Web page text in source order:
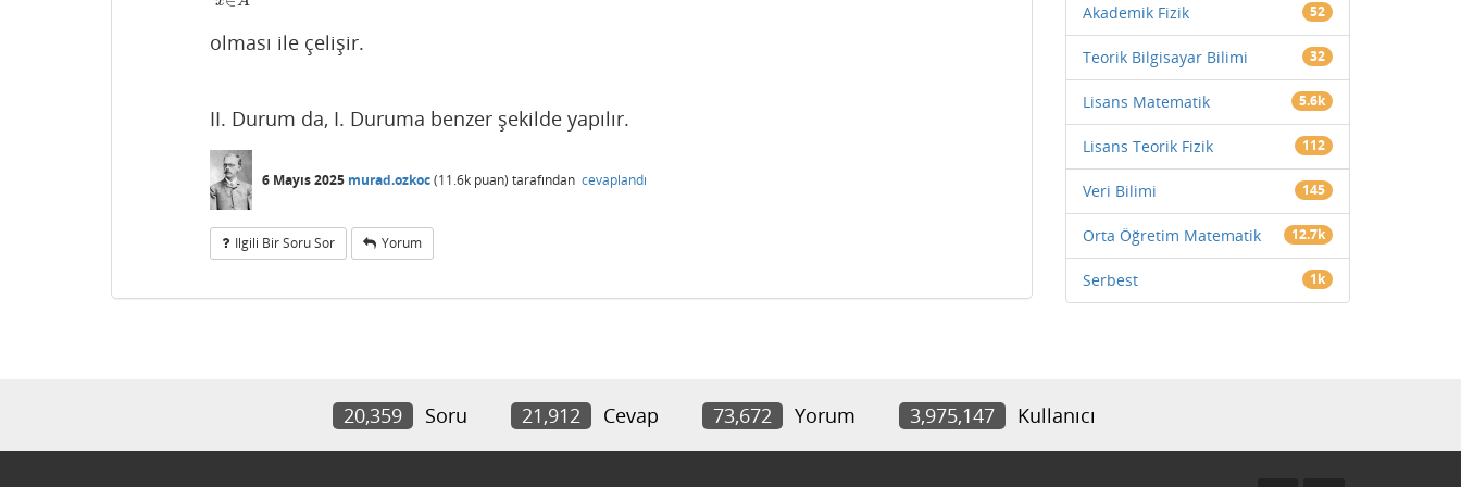
olması ile çelişir.
II. Durum da, I. Duruma benzer şekilde yapılır.
6 Mayıs 2025 murad.ozkoc(11.6k puan) tarafından cevaplandı
Ilgili Bir Soru Sor Yorum
Akademik Fizik 52
Teorik Bilgisayar Bilimi 32
Lisans Matematik 5.6k
Lisans Teorik Fizik 112
Veri Bilimi 145
Orta Öğretim Matematik 12.7k
Serbest 1k
20,359 Soru 21,912 Cevap 73,672 Yorum 3,975,147 Kullanıcı